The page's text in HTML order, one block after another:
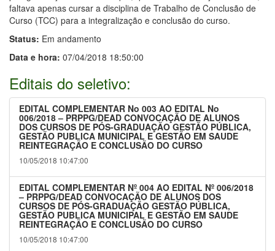
faltava apenas cursar a disciplina de Trabalho de Conclusão de
Curso (TCC) para a integralização e conclusão do curso.
Status: Em andamento
Data e hora: 07/04/2018 18:50:00
Editais do seletivo:
EDITAL COMPLEMENTAR No 003 AO EDITAL No
006/2018 – PRPPG/DEAD CONVOCAÇÃO DE ALUNOS
DOS CURSOS DE PÓS-GRADUAÇÃO GESTÃO PÚBLICA,
GESTÃO PUBLICA MUNICIPAL E GESTÃO EM SAUDE
REINTEGRAÇÃO E CONCLUSÃO DO CURSO
10/05/2018 10:47:00
EDITAL COMPLEMENTAR Nº 004 AO EDITAL Nº 006/2018
– PRPPG/DEAD CONVOCAÇÃO DE ALUNOS DOS
CURSOS DE PÓS-GRADUAÇÃO GESTÃO PÚBLICA,
GESTÃO PUBLICA MUNICIPAL E GESTÃO EM SAUDE
REINTEGRAÇÃO E CONCLUSÃO DO CURSO
10/05/2018 10:47:00